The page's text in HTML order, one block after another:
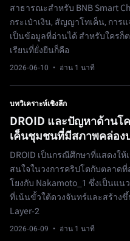
สาธารณะสำหรับ BNB Smart
กระเป๋าเงิน, สัญญาโทเค็น, การ
เป็นข้อมูลที่อ่านได้ สำหรับใครก็
เรียนที่ยั่งยืนก็คือ
2026-06-10 · อ่าน 1 นาที
บทวิเคราะห์เชิงลึก
DROID และปัญหาด้านโ
เค็นชุมชนที่มีสภาพคล่อง
DROID เป็นกรณีศึกษาที่แสดงให้
สนใจในวงการคริปโตกับตลาด
โยงกับ Nakamoto_1 ซึ่งเป็นแน
ที่เน้นขั้วใต้ดวงจันทร์และสร้าง
Layer-2
2026-06-09 · อ่าน 1 นาที